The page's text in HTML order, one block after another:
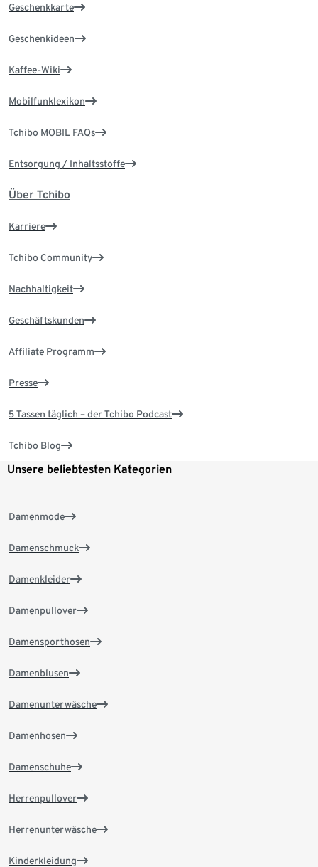
Geschenkkarte
Geschenkideen
Kaffee-Wiki
Mobilfunklexikon
Tchibo MOBIL FAQs
Entsorgung / Inhaltsstoffe
Über Tchibo
Karriere
Tchibo Community
Nachhaltigkeit
Geschäftskunden
Affiliate Programm
Presse
5 Tassen täglich – der Tchibo Podcast
Tchibo Blog
Unsere beliebtesten Kategorien
Damenmode
Damenschmuck
Damenkleider
Damenpullover
Damensporthosen
Damenblusen
Damenunterwäsche
Damenhosen
Damenschuhe
Herrenpullover
Herrenunterwäsche
Kinderkleidung